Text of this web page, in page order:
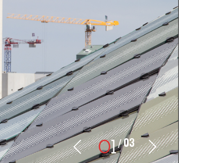
01 03